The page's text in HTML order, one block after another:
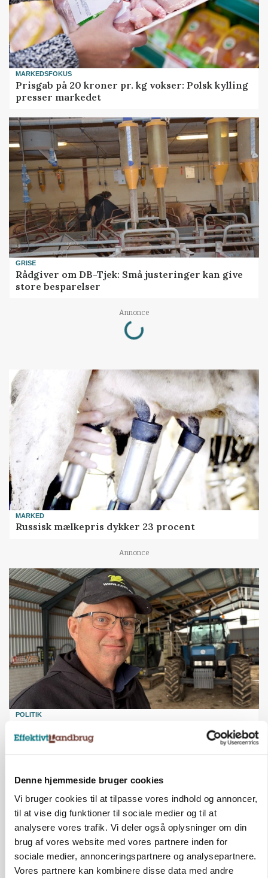
Denne hjemmeside bruger cookies
Vi bruger cookies til at tilpasse vores indhold og annoncer,
til at vise dig funktioner til sociale medier og til at
analysere vores trafik. Vi deler også oplysninger om din
brug af vores website med vores partnere inden for
sociale medier, annonceringspartnere og analysepartnere.
Vores partnere kan kombinere disse data med andre
MARKEDSFOKUS
Prisgab på 20 kroner pr. kg vokser: Polsk kylling
presser markedet
GRISE
Rådgiver om DB-Tjek: Små justeringer kan give
store besparelser
Annonce
Loading...
MARKED
Russisk mælkepris dykker 23 procent
Annonce
POLITIK
protestgruppe vil demonstrere mod ny
Annonce
KVÆG
Snart kan man søge tilskud til naturprojekter
Annonce
Loading...